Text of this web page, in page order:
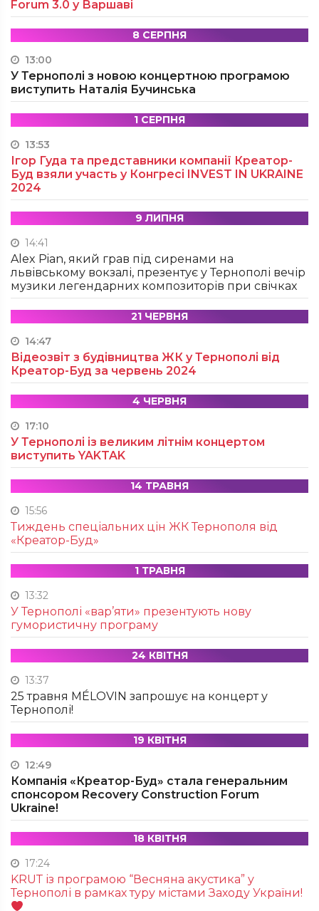
Forum 3.0 у Варшаві
8 СЕРПНЯ
13:00
У Тернополі з новою концертною програмою
виступить Наталія Бучинська
1 СЕРПНЯ
13:53
Ігор Гуда та представники компанії Креатор-
Буд взяли участь у Конгресі INVEST IN UKRAINE
2024
9 ЛИПНЯ
14:41
Alex Pian, який грав під сиренами на
львівському вокзалі, презентує у Тернополі вечір
музики легендарних композиторів при свічках
21 ЧЕРВНЯ
14:47
Відеозвіт з будівництва ЖК у Тернополі від
Креатор-Буд за червень 2024
4 ЧЕРВНЯ
17:10
У Тернополі із великим літнім концертом
виступить YAKTAK
14 ТРАВНЯ
15:56
Тиждень спеціальних цін ЖК Тернополя від
«Креатор-Буд»
1 ТРАВНЯ
13:32
У Тернополі «вар’яти» презентують нову
гумористичну програму
24 КВІТНЯ
13:37
25 травня MÉLOVIN запрошує на концерт у
Тернополі!
19 КВІТНЯ
12:49
Компанія «Креатор-Буд» стала генеральним
спонсором Recovery Construction Forum
Ukraine!
18 КВІТНЯ
17:24
KRUТ із програмою “Весняна акустика” у
Тернополі в рамках туру містами Заходу України!